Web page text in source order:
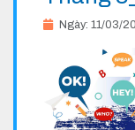
Ngày: 11/03/